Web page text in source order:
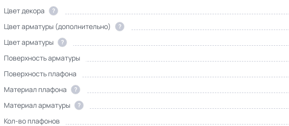
Цвет декора
?
Цвет арматуры (дополнительно)
?
Цвет арматуры
?
Поверхность арматуры
Поверхность плафона
Материал плафона
?
Материал арматуры ?
Кол-во плафонов